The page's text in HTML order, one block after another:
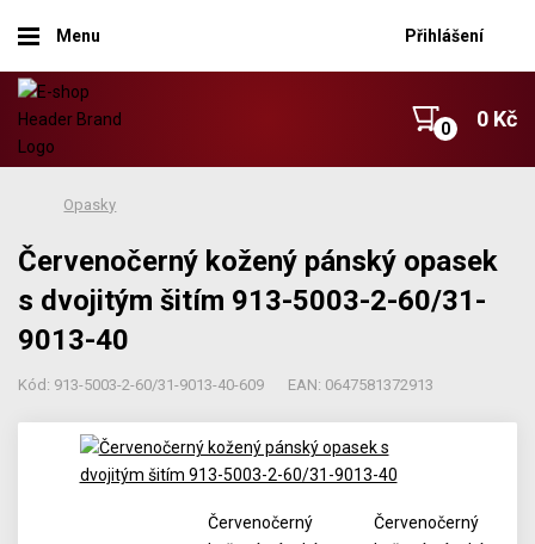
Menu Přihlášení
0 Kč
Opasky
Červenočerný kožený pánský opasek
s dvojitým šitím 913-5003-2-60/31-
9013-40
Kód: 913-5003-2-60/31-9013-40-609 EAN: 0647581372913